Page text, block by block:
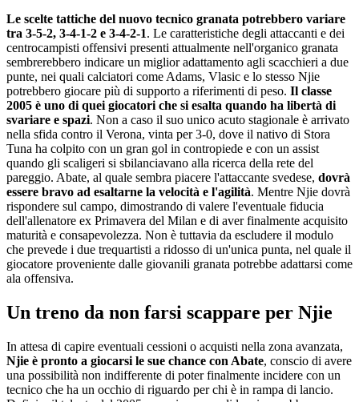
Le scelte tattiche del nuovo tecnico granata potrebbero variare
tra 3-5-2, 3-4-1-2 e 3-4-2-1. Le caratteristiche degli attaccanti e dei
centrocampisti offensivi presenti attualmente nell'organico granata
sembrerebbero indicare un miglior adattamento agli scacchieri a due
punte, nei quali calciatori come Adams, Vlasic e lo stesso Njie
potrebbero giocare più di supporto a riferimenti di peso. Il classe
2005 è uno di quei giocatori che si esalta quando ha libertà di
svariare e spazi. Non a caso il suo unico acuto stagionale è arrivato
nella sfida contro il Verona, vinta per 3-0, dove il nativo di Stora
Tuna ha colpito con un gran gol in contropiede e con un assist
quando gli scaligeri si sbilanciavano alla ricerca della rete del
pareggio. Abate, al quale sembra piacere l'attaccante svedese, dovrà
essere bravo ad esaltarne la velocità e l'agilità. Mentre Njie dovrà
rispondere sul campo, dimostrando di valere l'eventuale fiducia
dell'allenatore ex Primavera del Milan e di aver finalmente acquisito
maturità e consapevolezza. Non è tuttavia da escludere il modulo
che prevede i due trequartisti a ridosso di un'unica punta, nel quale il
giocatore proveniente dalle giovanili granata potrebbe adattarsi come
ala offensiva.
Un treno da non farsi scappare per Njie
In attesa di capire eventuali cessioni o acquisti nella zona avanzata,
Njie è pronto a giocarsi le sue chance con Abate, conscio di avere
una possibilità non indifferente di poter finalmente incidere con un
tecnico che ha un occhio di riguardo per chi è in rampa di lancio.